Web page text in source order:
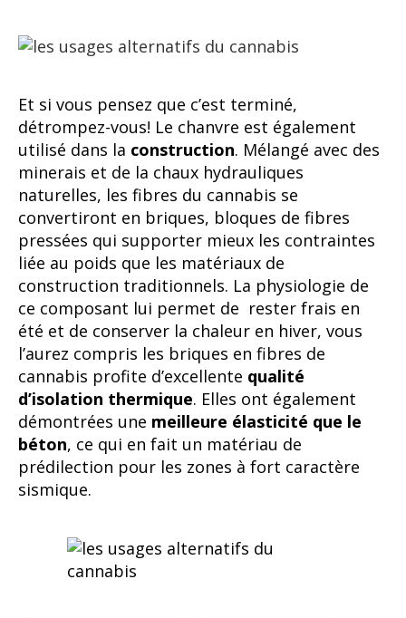
Et si vous pensez que c’est terminé,
détrompez-vous! Le chanvre est également
utilisé dans la construction. Mélangé avec des
minerais et de la chaux hydrauliques
naturelles, les fibres du cannabis se
convertiront en briques, bloques de fibres
pressées qui supporter mieux les contraintes
liée au poids que les matériaux de
construction traditionnels. La physiologie de
ce composant lui permet de rester frais en
été et de conserver la chaleur en hiver, vous
l’aurez compris les briques en fibres de
cannabis profite d’excellente qualité
d’isolation thermique. Elles ont également
démontrées une meilleure élasticité que le
béton, ce qui en fait un matériau de
prédilection pour les zones à fort caractère
sismique.